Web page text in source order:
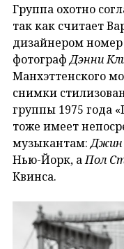
Группа охотно
так как считает
дизайнером
фотографДэнни
Манхэттенского
снимки
группы 1975 года
тоже имеет
музыкантам:Джин
Нью-Йорк, аПол
Квинса.